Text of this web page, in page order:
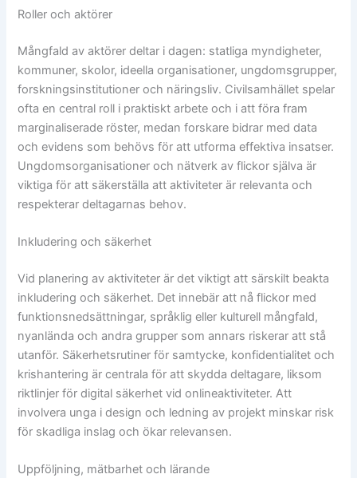
Roller och aktörer
Mångfald av aktörer deltar i dagen: statliga myndigheter,
kommuner, skolor, ideella organisationer, ungdomsgrupper,
forskningsinstitutioner och näringsliv. Civilsamhället spelar
ofta en central roll i praktiskt arbete och i att föra fram
marginaliserade röster, medan forskare bidrar med data
och evidens som behövs för att utforma effektiva insatser.
Ungdomsorganisationer och nätverk av flickor själva är
viktiga för att säkerställa att aktiviteter är relevanta och
respekterar deltagarnas behov.
Inkludering och säkerhet
Vid planering av aktiviteter är det viktigt att särskilt beakta
inkludering och säkerhet. Det innebär att nå flickor med
funktionsnedsättningar, språklig eller kulturell mångfald,
nyanlända och andra grupper som annars riskerar att stå
utanför. Säkerhetsrutiner för samtycke, konfidentialitet och
krishantering är centrala för att skydda deltagare, liksom
riktlinjer för digital säkerhet vid onlineaktiviteter. Att
involvera unga i design och ledning av projekt minskar risk
för skadliga inslag och ökar relevansen.
Uppföljning, mätbarhet och lärande